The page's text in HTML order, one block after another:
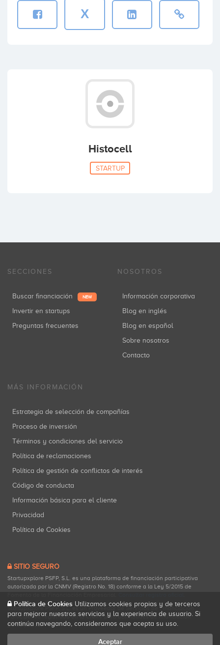
X
Histocell
STARTUP
SECCIONES
Buscar financiación NEW
Invertir en startups
Preguntas frecuentes
NOSOTROS
Información corporativa
Blog en inglés
Blog en español
Sobre nosotros
Contacto
MÁS INFORMACIÓN
Estrategia de selección de compañías
Proceso de inversión
Términos y condiciones del servicio
Política de reclamaciones
Política de gestión de conflictos de interés
Código de conducta
Información básica para el cliente
Privacidad
Política de Cookies
SITIO SEGURO
Startupxplore PSFP, S.L. es una plataforma de financiación participativa
autorizada por la CNMV (Registro No. 18) conforme a la Ley 5/2015 de
Startupxplore PSFP, S.L. es un Proveedor de Servicios de Financiación
Participativa registrado en la CNMV para actividades de financiación
participativa.
Política de Cookies Utilizamos cookies propias y de terceros
para mejorar nuestros servicios y la experiencia de usuario. Si
continúa navegando, consideramos que acepta su uso.
Aceptar